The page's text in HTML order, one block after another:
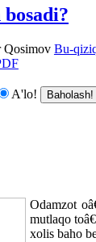
Qosimov Bu-
A'lo!
Odamzot
mutlaqo
xolis baho